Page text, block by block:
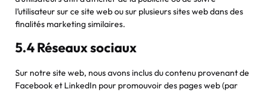
l’utilisateur sur ce site web ou sur plusieurs sites web dans des
finalités marketing similaires.
5.4 Réseaux sociaux
Sur notre site web, nous avons inclus du contenu provenant de
Facebook et LinkedIn pour promouvoir des pages web (par